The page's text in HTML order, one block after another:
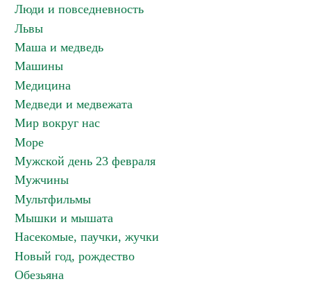
Люди и повседневность
Львы
Маша и медведь
Машины
Медицина
Медведи и медвежата
Мир вокруг нас
Море
Мужской день 23 февраля
Мужчины
Мультфильмы
Мышки и мышата
Насекомые, паучки, жучки
Новый год, рождество
Обезьяна